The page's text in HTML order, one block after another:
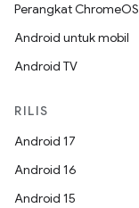
Perangkat ChromeOS
Android untuk mobil
Android TV
RILIS
Android 17
Android 16
Android 15